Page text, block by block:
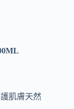
肌膚天然